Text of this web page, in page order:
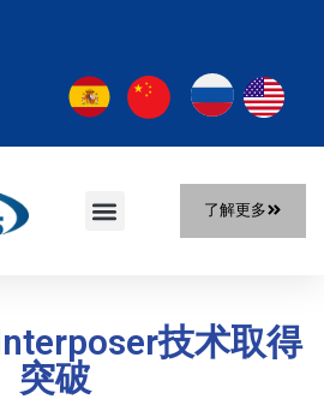
了解更多
技术取得
突破